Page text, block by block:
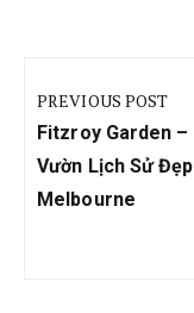
hướng
bài
viết
PREVIOUS POST
Previous
Post:
Fitzroy Garden –
Vườn Lịch Sử
Melbourne